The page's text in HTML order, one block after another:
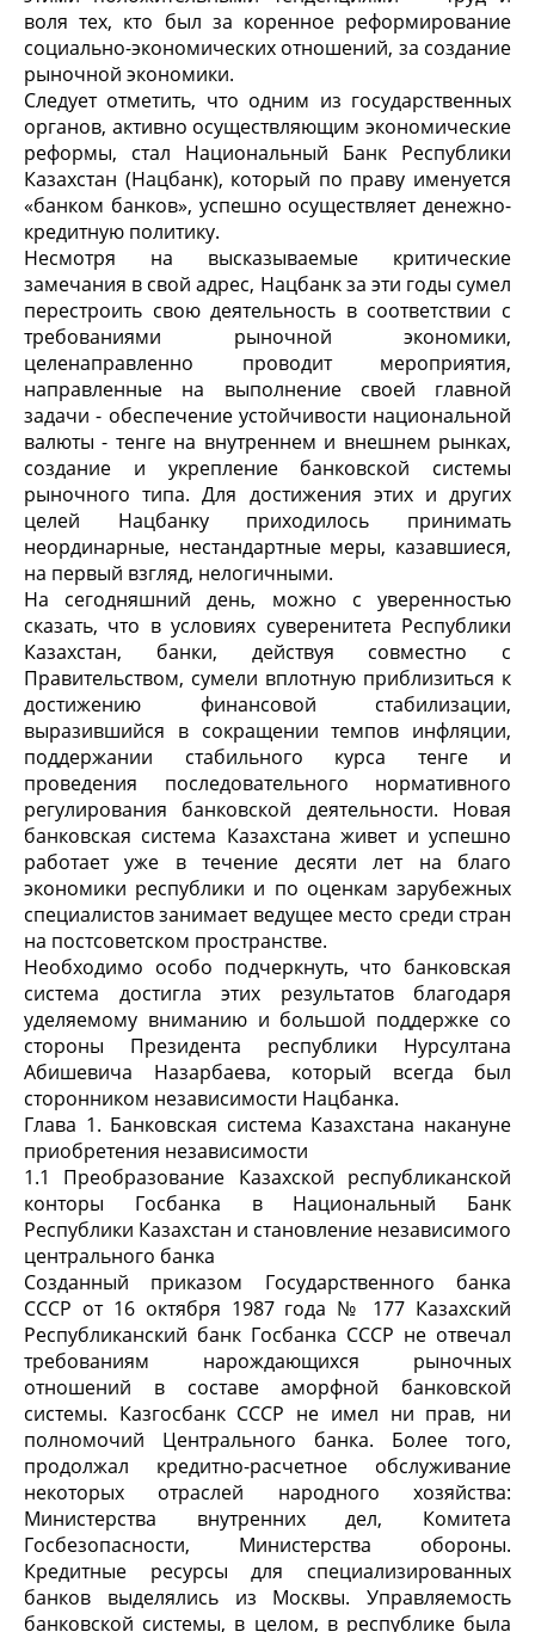
воля тех, кто был за коренное реформирование
социально-экономических отношений, за создание
рыночной экономики.
Следует отметить, что одним из государственных
органов, активно осуществляющим экономические
реформы, стал Национальный Банк Республики
Казахстан (Нацбанк), который по праву именуется
«банком банков», успешно осуществляет денежно-
кредитную политику.
Несмотря на высказываемые критические
замечания в свой адрес, Нацбанк за эти годы сумел
перестроить свою деятельность в соответствии с
требованиями рыночной экономики,
целенаправленно проводит мероприятия,
направленные на выполнение своей главной
задачи - обеспечение устойчивости национальной
валюты - тенге на внутреннем и внешнем рынках,
создание и укрепление банковской системы
рыночного типа. Для достижения этих и других
целей Нацбанку приходилось принимать
неординарные, нестандартные меры, казавшиеся,
на первый взгляд, нелогичными.
На сегодняшний день, можно с уверенностью
сказать, что в условиях суверенитета Республики
Казахстан, банки, действуя совместно с
Правительством, сумели вплотную приблизиться к
достижению финансовой стабилизации,
выразившийся в сокращении темпов инфляции,
поддержании стабильного курса тенге и
проведения последовательного нормативного
регулирования банковской деятельности. Новая
банковская система Казахстана живет и успешно
работает уже в течение десяти лет на благо
экономики республики и по оценкам зарубежных
специалистов занимает ведущее место среди стран
на постсоветском пространстве.
Необходимо особо подчеркнуть, что банковская
система достигла этих результатов благодаря
уделяемому вниманию и большой поддержке со
стороны Президента республики Нурсултана
Абишевича Назарбаева, который всегда был
сторонником независимости Нацбанка.
Глава 1. Банковская система Казахстана накануне
приобретения независимости
1.1 Преобразование Казахской республиканской
конторы Госбанка в Национальный Банк
Республики Казахстан и становление независимого
центрального банка
Созданный приказом Государственного банка
СССР от 16 октября 1987 года № 177 Казахский
Республиканский банк Госбанка СССР не отвечал
требованиям нарождающихся рыночных
отношений в составе аморфной банковской
системы. Казгосбанк СССР не имел ни прав, ни
полномочий Центрального банка. Более того,
продолжал кредитно-расчетное обслуживание
некоторых отраслей народного хозяйства:
Министерства внутренних дел, Комитета
Госбезопасности, Министерства обороны.
Кредитные ресурсы для специализированных
банков выделялись из Москвы. Управляемость
банковской системы, в целом, в республике была